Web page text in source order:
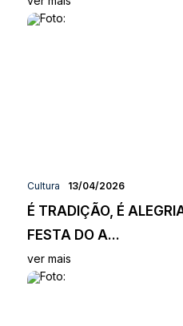
Cultura 13/04/2026
É TRADIÇÃO, É
FESTA DO A...
ver mais